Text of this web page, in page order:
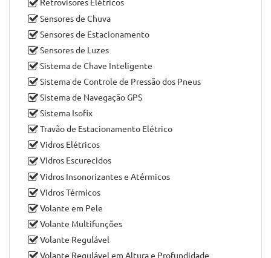
Fecho Automático em Andamento
Fecho Central
Ignição Start Stop
Imobilizador
Kit Mãos-livres
Luzes Traseiras Led
Rádio Bluetooth
Rádio MP3
Retrovisores Elétricos
Sensores de Chuva
Sensores de Estacionamento
Sensores de Luzes
Sistema de Chave Inteligente
Sistema de Controle de Pressão dos Pneus
Sistema de Navegação GPS
Sistema Isofix